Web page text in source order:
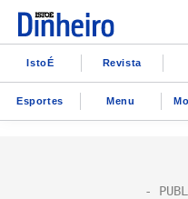
IstoÉ Revista
Esportes Menu